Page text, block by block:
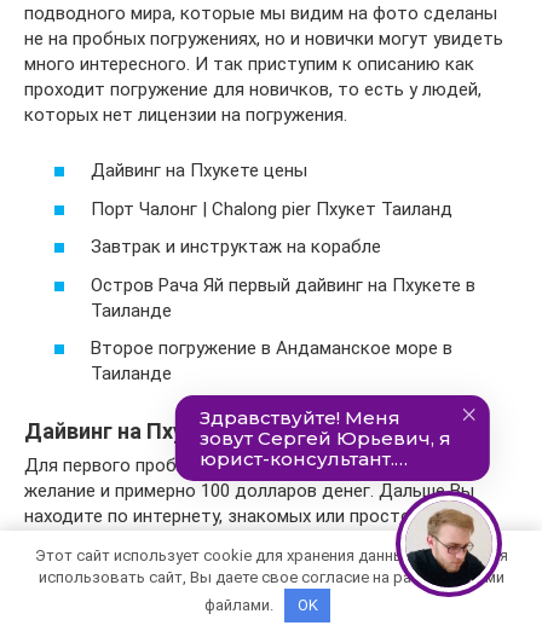
подводного мира, которые мы видим на фото сделаны
не на пробных погружениях, но и новички могут увидеть
много интересного. И так приступим к описанию как
проходит погружение для новичков, то есть у людей,
которых нет лицензии на погружения.
Дайвинг на Пхукете цены
Порт Чалонг | Chalong pier Пхукет Таиланд
Завтрак и инструктаж на корабле
Остров Рача Яй первый дайвинг на Пхукете в
Таиланде
Второе погружение в Андаманское море в
Таиланде
Дайвинг на Пхукете цены
Для первого пробного погружения необходимо Ваше
желание и примерно 100 долларов денег. Дальше Вы
находите по интернету, знакомых или просто у гидов
однодневный тур на погружение. Как правило во время
такого тура у Вас два погружения. На Пхукете очень
большое количество компаний предлагающие
погружения как дайверам с лицензией, так и новичкам.
Этот сайт использует cookie для хранения данных. Продолжая
использовать сайт, Вы даете свое согласие на работу с этими
файлами.
OK